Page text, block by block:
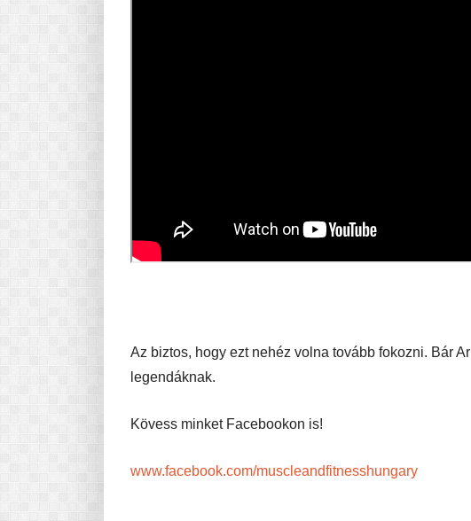
Az biztos, hogy ezt nehéz volna tovább fokozni. Bár
legendáknak.
Kövess minket Facebookon is!
www.facebook.com/muscleandfitnesshungary